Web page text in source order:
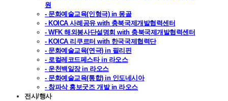
원
- 문화예술교육(인형극) in 몽골
- KOICA 사례공유 with 충북국제개발협력센터
- WFK 해외봉사단설명회 with 충북국제개발협력센터
- KOICA 리쿠르터 with 한국국제협력단
- 문화예술교육(연극) in 필리핀
- 로컬레코드페스타 in 라오스
- 운천백일장 in 라오스
- 문화예술교육(통합) in 인도네시아
- 참파삭 홍보굿즈 개발 in 라오스
전시/행사